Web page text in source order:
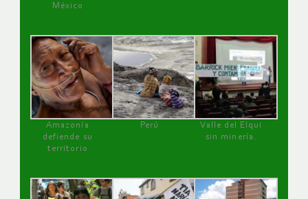
México
Amazonía
defiende su
territorio
Perú
Valle del Elqui
sin minería.